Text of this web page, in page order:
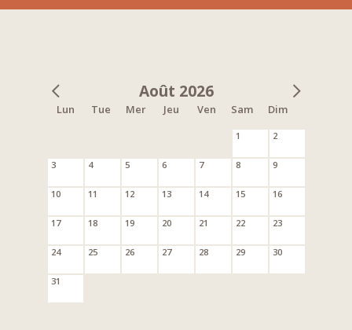
Août 2026
Lun Tue Mer Jeu Ven Sam Dim
1 2
3 4 5 6 7 8 9
10 11 12 13 14 15 16
17 18 19 20 21 22 23
24 25 26 27 28 29 30
31